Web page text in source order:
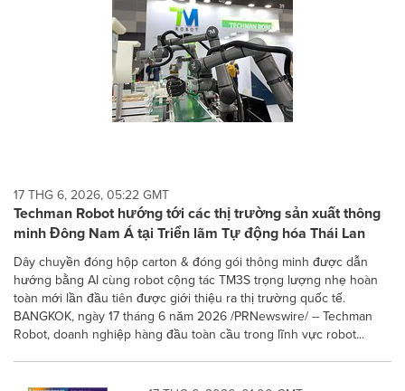
17 THG 6, 2026, 05:22 GMT
Techman Robot hướng tới các thị trường sản xuất thông
minh Đông Nam Á tại Triển lãm Tự động hóa Thái Lan
Dây chuyền đóng hộp carton & đóng gói thông minh được dẫn
hướng bằng AI cùng robot cộng tác TM3S trọng lượng nhẹ hoàn
toàn mới lần đầu tiên được giới thiệu ra thị trường quốc tế.
BANGKOK, ngày 17 tháng 6 năm 2026 /PRNewswire/ -- Techman
Robot, doanh nghiệp hàng đầu toàn cầu trong lĩnh vực robot...